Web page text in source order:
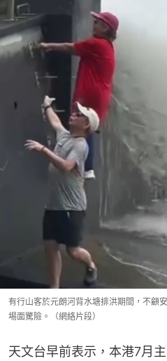
有行山客於元朗河背水塘排洪期間，不顧
埸面驚險。（網絡片段）
天文台早前表示，本港7月